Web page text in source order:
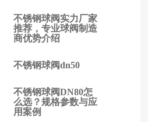
不锈钢球阀实力厂家
推荐，专业球阀制造
商优势介绍
不锈钢球阀dn50
不锈钢球阀DN80怎
么选？规格参数与应
用案例